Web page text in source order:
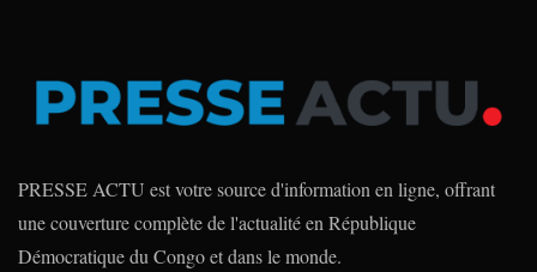
PRESSE ACTU est votre source d'information en ligne, offrant
une couverture complète de l'actualité en République
Démocratique du Congo et dans le monde.